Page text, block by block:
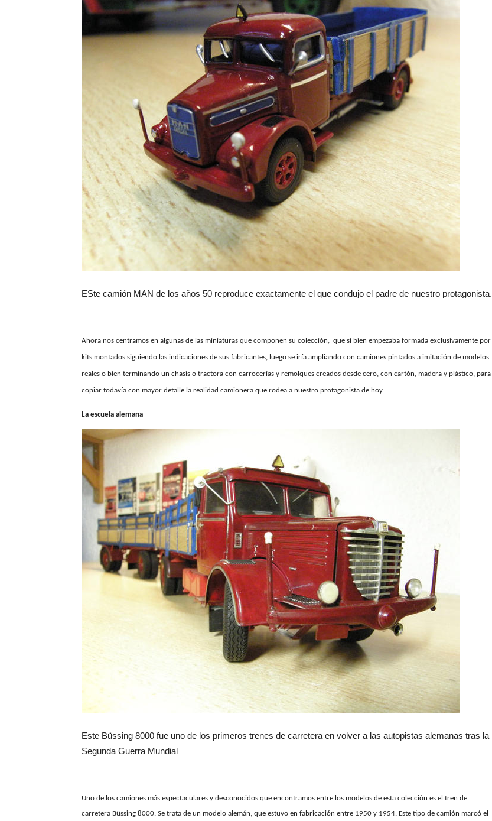
ESte camión MAN de los años 50 reproduce exactamente el que condujo el padre de nuestro protagonista.
Ahora nos centramos en algunas de las miniaturas que componen su colección, que si bien empezaba formada exclusivamente por
kits montados siguiendo las indicaciones de sus fabricantes, luego se iría ampliando con camiones pintados a imitación de modelos
reales o bien terminando un chasis o tractora con carrocerías y remolques creados desde cero, con cartón, madera y plástico, para
copiar todavía con mayor detalle la realidad camionera que rodea a nuestro protagonista de hoy.
La escuela alemana
Este Büssing 8000 fue uno de los primeros trenes de carretera en volver a las autopistas alemanas tras la
Segunda Guerra Mundial
Uno de los camiones más espectaculares y desconocidos que encontramos entre los modelos de esta colección es el tren de
carretera Büssing 8000. Se trata de un modelo alemán, que estuvo en fabricación entre 1950 y 1954. Este tipo de camión marcó el